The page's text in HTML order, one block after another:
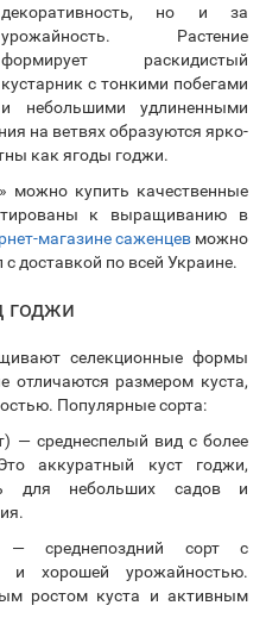
декоративность, но и за
урожайность. Растение
формирует раскидистый
кустарник с тонкими побегами
и небольшими удлиненными
на ветвях образуются ярко-
как ягоды годжи.
можно купить качественные
к выращиванию в
магазине саженцев можно
доставкой по всей Украине.
годжи
селекционные формы
отличаются размером куста,
Популярные сорта:
— среднеспелый вид с более
аккуратный куст годжи,
для небольших садов и
среднепоздний сорт с
и хорошей урожайностью.
ростом куста и активным